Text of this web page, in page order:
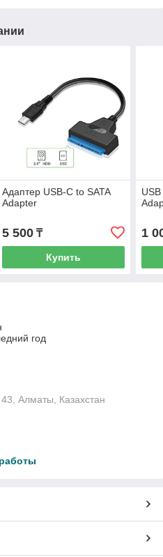
Адаптер USB-C to SATA
Adapter
5 500₸
Купить
1
год
Алматы, Казахстан